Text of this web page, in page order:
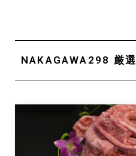
NAKAGAWA298 厳選